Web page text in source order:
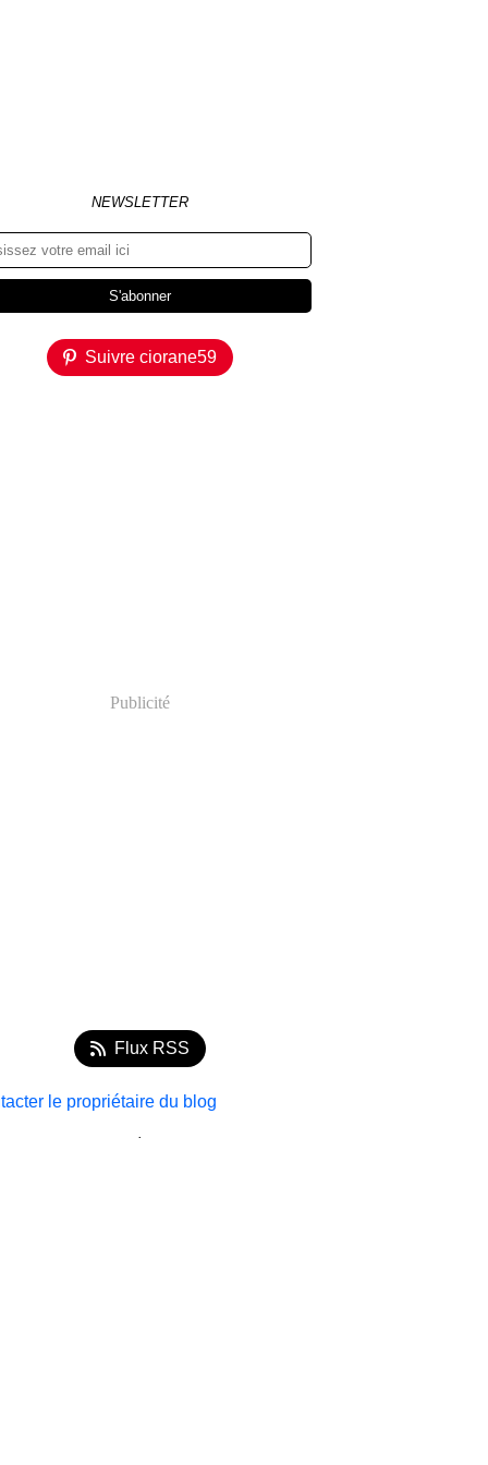
NEWSLETTER
Suivre ciorane59
Publicité
Flux RSS
le propriétaire du blog
.